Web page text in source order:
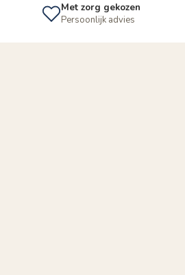
Met zorg gekozen
Persoonlijk advies